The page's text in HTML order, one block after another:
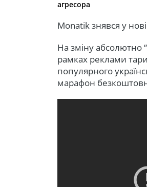
агресора
Monatik знявся у
На зміну абсолютно
рамках реклами
популярного
марафон